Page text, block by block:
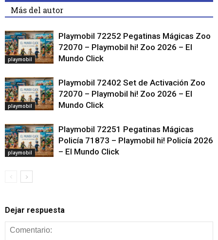
Más del autor
playmobil
Playmobil 72252 Pegatinas Mágicas Zoo
72070 – Playmobil hi! Zoo 2026 – El
Mundo Click
playmobil
Playmobil 72402 Set de Activación Zoo
72070 – Playmobil hi! Zoo 2026 – El
Mundo Click
playmobil
Playmobil 72251 Pegatinas Mágicas
Policía 71873 – Playmobil hi! Policía 2026
– El Mundo Click
Dejar respuesta